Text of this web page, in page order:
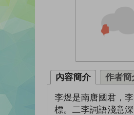
內容簡介 作者簡
李煜是南唐國君，
標。二李詞語淺意